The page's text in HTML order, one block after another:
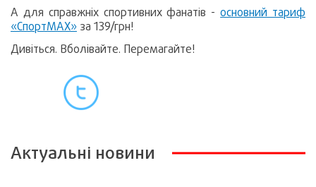
А для справжніх спортивних фанатів -основний тариф
«СпортМАХ» за 139/грн!
Дивіться. Вболівайте. Перемагайте!
Актуальні новини